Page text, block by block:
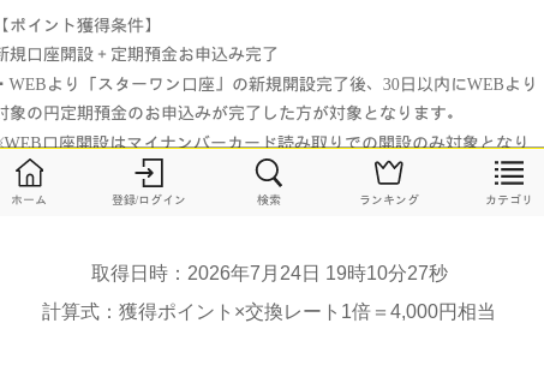
取得日時：2026年7月24日 19時10分27秒
計算式：獲得ポイント×交換レート1倍＝4,000円相当